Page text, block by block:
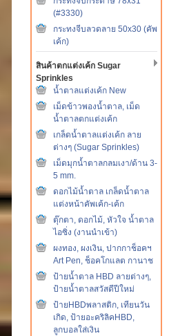
(#3330)
กระทงจีบลวดลาย 50x30 (คัพ
เค้ก)
สินค้าตกแต่งเค้ก Sugar
Sprinkles
น้ำตาลแต่งเค้ก New
เม็ดข้าวพองน้ำตาล, เม็ด
น้ำตาลตกแต่งเค้ก
เกล็ดน้ำตาลแต่งเค้ก ลาย
ต่างๆ (Sugar Sprinkles)
เม็ดมุกน้ำตาลกลมเงา/ด้าน 3-
5 mm.
ดอกไม้น้ำตาล เกล็ดน้ำตาล
แต่งหน้าคัพเค้ก-เค้ก
ตุ๊กตา, ดอกไม้, หัวใจ น้ำตาล
ไอซิ่ง (งานนำเข้า)
ผงทอง, ผงเงิน, ปากกาช็อคฯ
Art Pen, ช็อคโกแลต กานาช
ป้ายน้ำตาล HBD ลายต่างๆ,
ป้ายน้ำตาลสวัสดีปีใหม่
ป้ายHBDพลาสติก, เทียนวัน
เกิด, ป้ายอะคริลิคHBD,
ลูกบอลใส่เงิน